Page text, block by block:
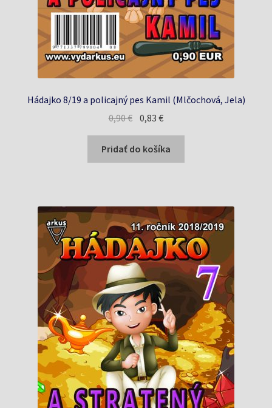
Hádajko 8/19 a policajný pes Kamil (Mlčochová, Jela)
0,90€ Pôvodná
cena
bola:
0,90 €.
0,83€Aktuálna
cena
je:
0,83 €.
Pridať do košíka